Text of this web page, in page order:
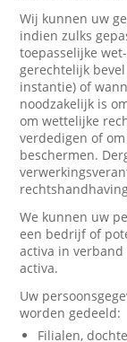
Wij kunnen uw
indien zulks
toepasselijke
gerechtelijk
instantie) of
noodzakelijk is
om wettelijke
verdedigen of
beschermen.
We kunnen uw
een bedrijf of
activa in
activa.
Uw
worden gedeeld:
Filialen,